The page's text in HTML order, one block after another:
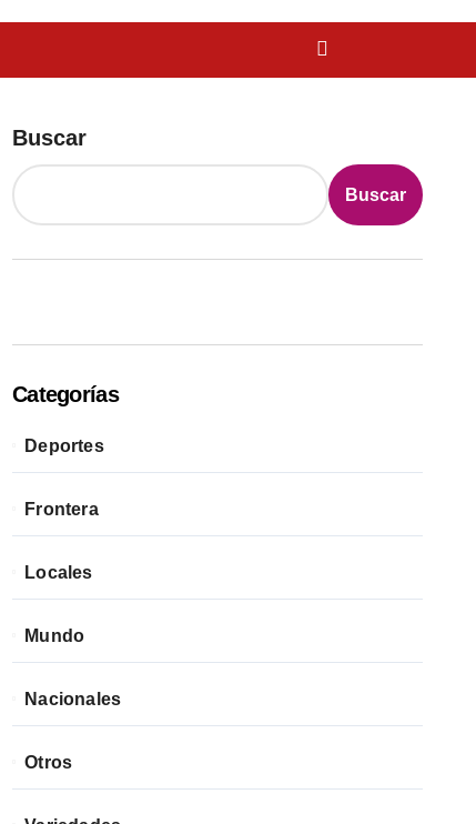
Buscar
Buscar
Categorías
Deportes
Frontera
Locales
Mundo
Nacionales
Otros